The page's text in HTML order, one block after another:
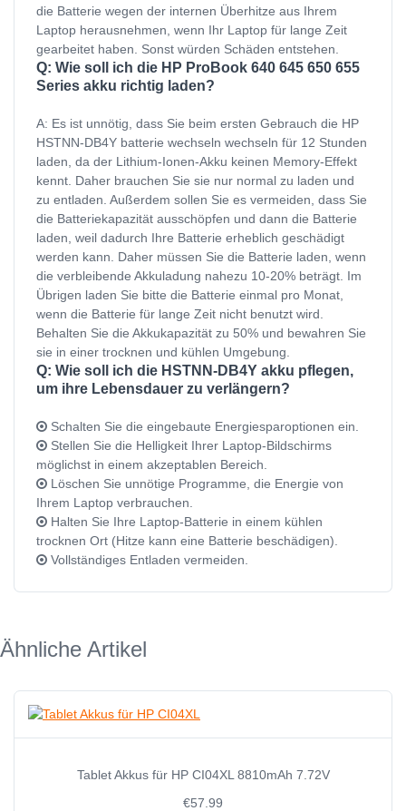
die Batterie wegen der internen Überhitze aus Ihrem
Laptop herausnehmen, wenn Ihr Laptop für lange Zeit
gearbeitet haben. Sonst würden Schäden entstehen.
Q: Wie soll ich die HP ProBook 640 645 650 655
Series akku richtig laden?
A: Es ist unnötig, dass Sie beim ersten Gebrauch die HP
HSTNN-DB4Y batterie wechseln wechseln für 12 Stunden
laden, da der Lithium-Ionen-Akku keinen Memory-Effekt
kennt. Daher brauchen Sie sie nur normal zu laden und
zu entladen. Außerdem sollen Sie es vermeiden, dass Sie
die Batteriekapazität ausschöpfen und dann die Batterie
laden, weil dadurch Ihre Batterie erheblich geschädigt
werden kann. Daher müssen Sie die Batterie laden, wenn
die verbleibende Akkuladung nahezu 10-20% beträgt. Im
Übrigen laden Sie bitte die Batterie einmal pro Monat,
wenn die Batterie für lange Zeit nicht benutzt wird.
Behalten Sie die Akkukapazität zu 50% und bewahren Sie
sie in einer trocknen und kühlen Umgebung.
Q: Wie soll ich die HSTNN-DB4Y akku pflegen,
um ihre Lebensdauer zu verlängern?
Schalten Sie die eingebaute Energiesparoptionen ein.
Stellen Sie die Helligkeit Ihrer Laptop-Bildschirms
möglichst in einem akzeptablen Bereich.
Löschen Sie unnötige Programme, die Energie von
Ihrem Laptop verbrauchen.
Halten Sie Ihre Laptop-Batterie in einem kühlen
trocknen Ort (Hitze kann eine Batterie beschädigen).
Vollständiges Entladen vermeiden.
Ähnliche Artikel
Tablet Akkus für HP CI04XL 8810mAh 7.72V
€57.99